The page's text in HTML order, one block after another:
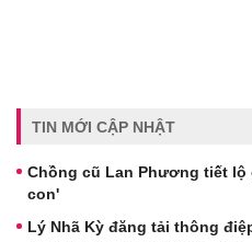
TIN MỚI CẬP NHẬT
Chồng cũ Lan Phương tiết
con'
Lý Nhã Kỳ đăng tải thông